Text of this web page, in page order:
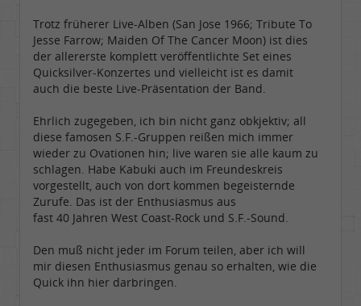
Trotz früherer Live-Alben (San Jose 1966; Tribute To
Jesse Farrow; Maiden Of The Cancer Moon) ist dies
der allererste komplett veröffentlichte Set eines
Quicksilver-Konzertes und vielleicht ist es damit
auch die beste Live-Präsentation der Band.
Ehrlich zugegeben, ich bin nicht ganz obkjektiv; all
diese famosen S.F.-Gruppen reißen mich immer
wieder zu Ovationen hin; live waren sie alle kaum zu
schlagen. Habe Kabuki auch im Freundeskreis
vorgestellt, auch von dort kommen begeisternde
Zurufe. Das ist der Enthusiasmus aus
fast 40 Jahren West Coast-Rock und S.F.-Sound.
Den muß nicht jeder im Forum teilen, aber ich will
mir diesen Enthusiasmus genau so erhalten, wie die
Quick ihn hier darbringen.